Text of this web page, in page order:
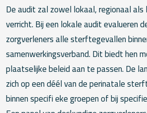
De audit zal zowel lokaal, regionaal als
verricht. Bij een lokale audit evalueren
zorgverleners alle sterftegevallen
samenwerkingsverband. Dit biedt hen
plaatselijke beleid aan te passen. De
zich op een déél van de perinatale
binnen specifi eke groepen of bij